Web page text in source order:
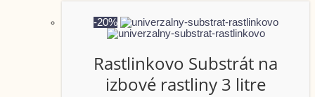
-20%
Rastlinkovo Substrát na
izbové rastliny 3 litre